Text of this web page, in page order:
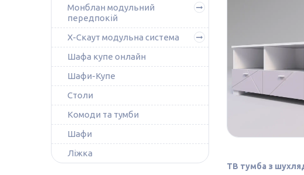
ТВ тумба з
Монблан модульний
передпокій
Х-Скаут модульна система
Шафа купе онлайн
Шафи-Купе
Столи
Комоди та тумби
Шафи
Ліжка